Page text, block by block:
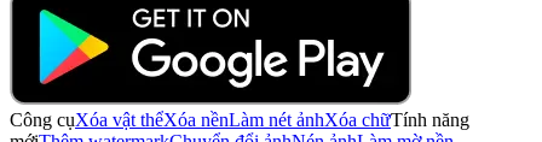
Công cụXóa vật thểXóa nềnLàm nét ảnhXóa chữTính năng